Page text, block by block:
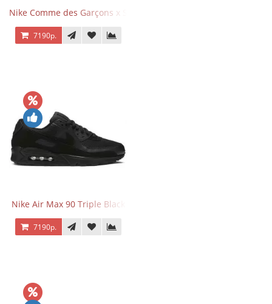
Nike Comme des Garçons x Supreme x Air Force 1 Low Eyes
7190р.
Nike Air Max 90 Triple Black
7190р.